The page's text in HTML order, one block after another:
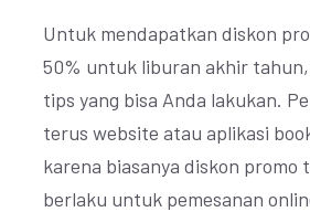
Untuk mendapatkan diskon
50% untuk liburan akhir
tips yang bisa Anda lakukan.
terus website atau aplikasi
karena biasanya diskon promo
berlaku untuk pemesanan